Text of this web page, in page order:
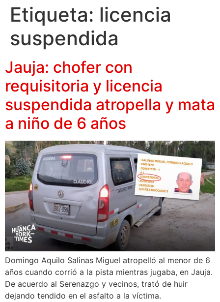
Etiqueta: licencia
suspendida
Jauja: chofer con
requisitoria y licencia
suspendida atropella y mata
a niño de 6 años
Domingo Aquilo Salinas Miguel atropelló al menor de 6
años cuando corrió a la pista mientras jugaba, en Jauja.
De acuerdo al Serenazgo y vecinos, trató de huir
dejando tendido en el asfalto a la víctima.